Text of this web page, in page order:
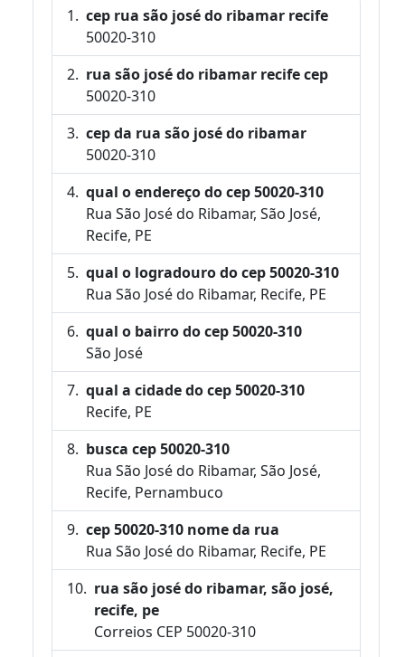
cep rua são josé do ribamar recife
50020-310
rua são josé do ribamar recife cep
50020-310
cep da rua são josé do ribamar
50020-310
qual o endereço do cep 50020-310
Rua São José do Ribamar, São José,
Recife, PE
qual o logradouro do cep 50020-310
Rua São José do Ribamar, Recife, PE
qual o bairro do cep 50020-310
São José
qual a cidade do cep 50020-310
Recife, PE
busca cep 50020-310
Rua São José do Ribamar, São José,
Recife, Pernambuco
cep 50020-310 nome da rua
Rua São José do Ribamar, Recife, PE
rua são josé do ribamar, são josé,
recife, pe
Correios CEP 50020-310